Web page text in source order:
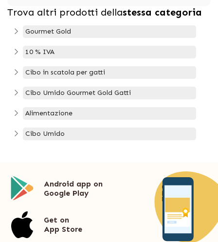
Trova altri prodotti dellastessa categoria
Gourmet Gold
10 % IVA
Cibo in scatola per gatti
Cibo Umido Gourmet Gold Gatti
Alimentazione
Cibo Umido
Android app on
Google Play
Get on
App Store